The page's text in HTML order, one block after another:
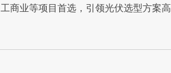
工商业等项目首选，引领光伏选型方案高